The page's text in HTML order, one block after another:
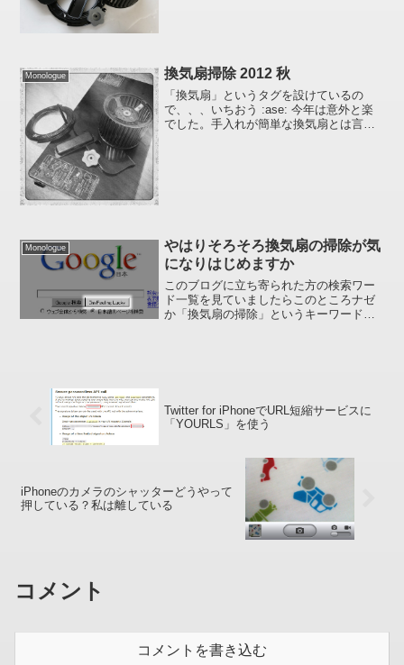
Monologue 換気扇掃除 2012 秋
「換気扇」というタグを設けているの
で、、、いちおう :ase: 今年は意外と楽
でした。手入れが簡単な換気扇とは言
Monologue
やはりそろそろ換気扇の掃除が気
になりはじめますか
このブログに立ち寄られた方の検索ワー
ド一覧を見ていましたらこのところナゼ
か「換気扇の掃除」というキーワードが
Twitter for iPhoneでURL短縮サービスに
「YOURLS」を使う
iPhoneのカメラのシャッターどうやって
押している？私は離している
コメント
コメントを書き込む